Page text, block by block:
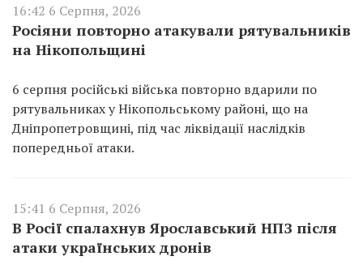
16:42 6 Серпня, 2026
Росіяни повторно атакували рятувальників
на Нікопольщині
6 серпня російські війська повторно вдарили по
рятувальниках у Нікопольському районі, що на
Дніпропетровщині, під час ліквідації наслідків
попередньої атаки.
15:41 6 Серпня, 2026
В Росії спалахнув Ярославський НПЗ після
атаки українських дронів